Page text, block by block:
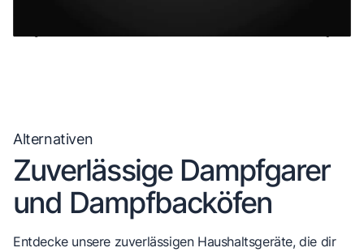
Alternativen
Zuverlässige Dampfgarer
und Dampfbacköfen
Entdecke unsere zuverlässigen Haushaltsgeräte, die dir